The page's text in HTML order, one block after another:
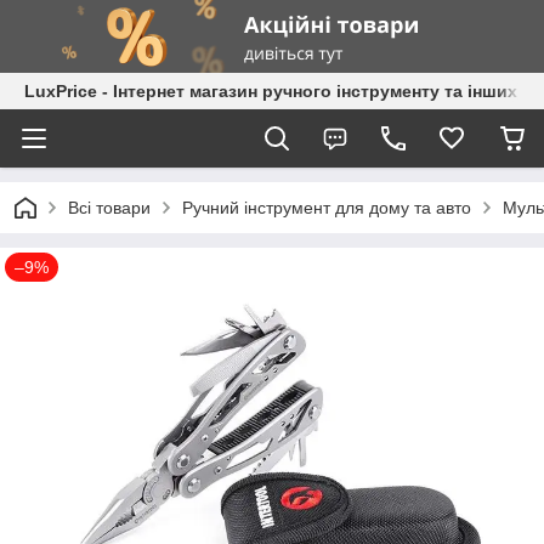
LuxPrice - Інтернет магазин ручного інструменту та інших
Всі товари Ручний інструмент для дому та авто
–9%